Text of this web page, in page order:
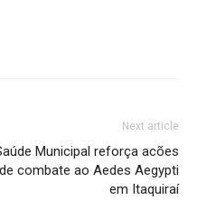
Next article
Municipal reforça acões
de combate ao Aedes Aegypti
em Itaquiraí